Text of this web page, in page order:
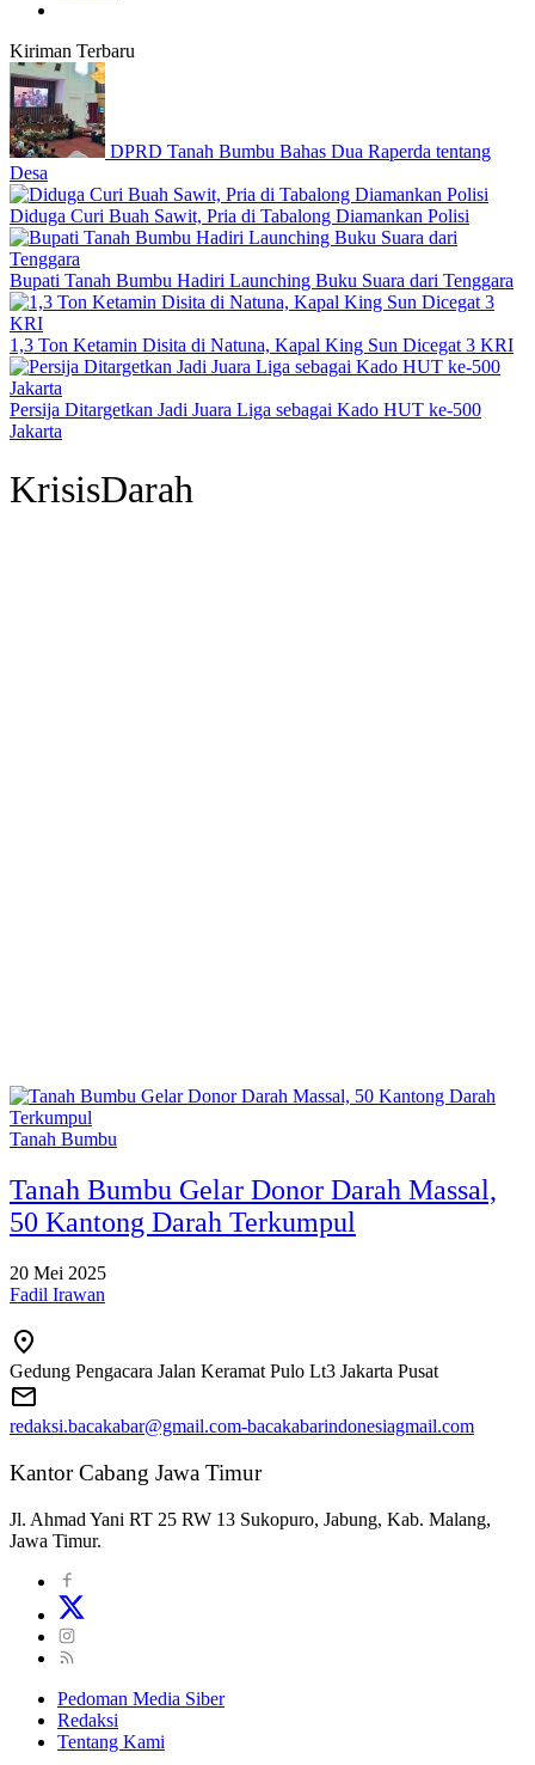
Kiriman Terbaru
DPRD Tanah Bumbu Bahas Dua Raperda tentang
Desa
Diduga Curi Buah Sawit, Pria di Tabalong Diamankan Polisi
Bupati Tanah Bumbu Hadiri Launching Buku Suara dari Tenggara
1,3 Ton Ketamin Disita di Natuna, Kapal King Sun Dicegat 3 KRI
Persija Ditargetkan Jadi Juara Liga sebagai Kado HUT ke-500
Jakarta
KrisisDarah
Tanah Bumbu
Tanah Bumbu Gelar Donor Darah Massal,
50 Kantong Darah Terkumpul
20 Mei 2025
Fadil Irawan
Gedung Pengacara Jalan Keramat Pulo Lt3 Jakarta Pusat
redaksi.bacakabar@gmail.com-bacakabarindonesiagmail.com
Kantor Cabang Jawa Timur
Jl. Ahmad Yani RT 25 RW 13 Sukopuro, Jabung, Kab. Malang,
Jawa Timur.
Pedoman Media Siber
Redaksi
Tentang Kami